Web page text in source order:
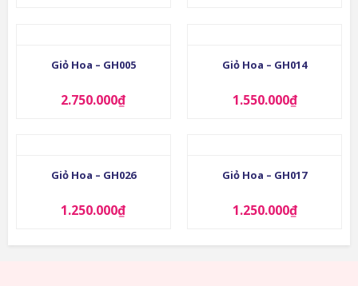
Giỏ Hoa – GH005
2.750.000₫
Giỏ Hoa – GH014
1.550.000₫
Giỏ Hoa – GH026
1.250.000₫
Giỏ Hoa – GH017
1.250.000₫